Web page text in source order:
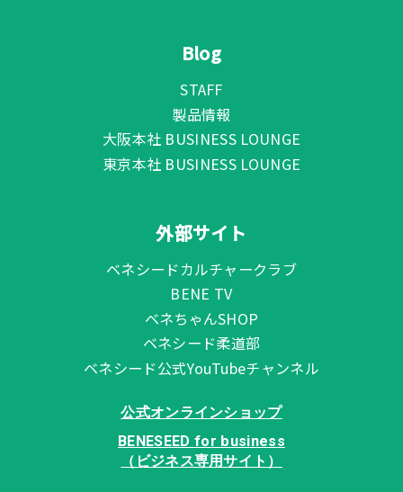
Blog
STAFF
製品情報
大阪本社 BUSINESS LOUNGE
東京本社 BUSINESS LOUNGE
外部サイト
ベネシードカルチャークラブ
BENE TV
ベネちゃんSHOP
ベネシード柔道部
ベネシード公式YouTubeチャンネル
公式オンラインショップ
BENESEED for business
（ビジネス専用サイト）